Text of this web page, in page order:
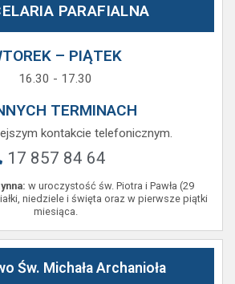
PARAFIALNA
– PIĄTEK
16.30 - 17.30
TERMINACH
kontakcie telefonicznym.
17 857 84 64
w uroczystość św. Piotra i Pawła (29
niedziele i święta oraz w pierwsze piątki
miesiąca.
Św. Michała Archanioła